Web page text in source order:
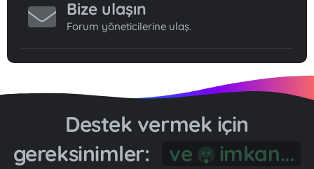
Bize ulaşın
Forum yöneticilerine ulaş.
Destek vermek için
gereksinimler:
Gönül...